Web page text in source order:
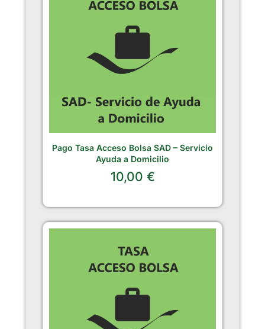
Pago Tasa Acceso Bolsa SAD – Servicio
Ayuda a Domicilio
10,00 €